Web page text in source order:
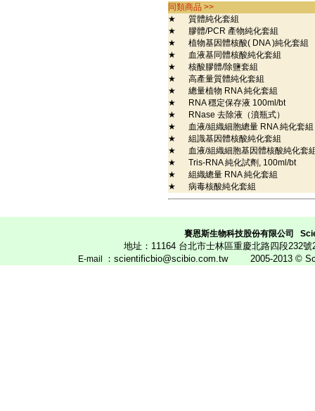
同類商品 >>
★
質體純化套組
★
膠體/PCR 產物純化套組
★
植物基因體核酸( DNA )純化套組
★
血液基同體核酸純化套組
★
核酸膠體/除鹽套組
★
高產量質體純化套組
★
總量植物 RNA 純化套組
★
RNA 穩定保存液 100ml/bt
★
RNase 去除液（濆瓶式）
★
血液/組織細胞總量 RNA 純化套組
★
組識基因體核酸純化套組
★
血液/組織細胞基因體核酸純化套
★
Tris-RNA 純化試劑, 100ml/bt
★
組織總量 RNA 純化套組
★
病毒核酸純化套組
賽恩斯生物科技股份有限公司
地址：11164 台北市士林區重慶北路四段
E-mail ：scientificbio@scibio.com.tw 2005-2013 ©